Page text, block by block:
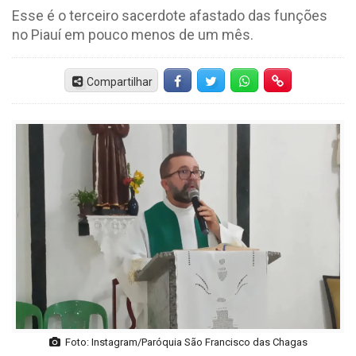
Esse é o terceiro sacerdote afastado das funções
no Piauí em pouco menos de um mês.
Compartilhar FacebookTwitter Whatsapp
Foto: Instagram/Paróquia São Francisco das Chagas